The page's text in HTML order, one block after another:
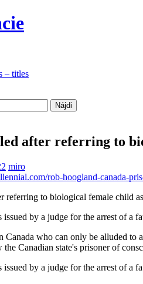
– titles
after referring to
miro
rob-hoogland-canada-
referring to biological female child
issued by a judge for the arrest of a
Canada who can only be alluded
Canadian state's prisoner of
issued by a judge for the arrest of a